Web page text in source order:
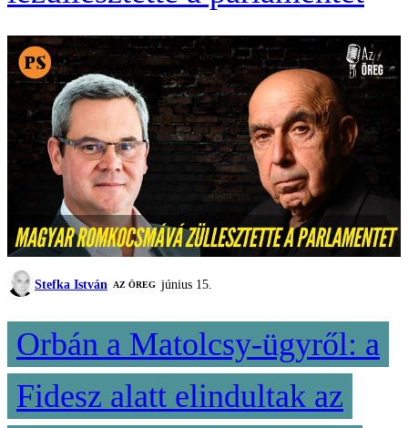
Stefka István AZ ÖREG június 15.
Orbán a Matolcsy-ügyről: a
Fidesz alatt elindultak az